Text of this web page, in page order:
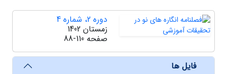
دوره 2، شماره 4
زمستان 1402
صفحه 88-110
فایل ها